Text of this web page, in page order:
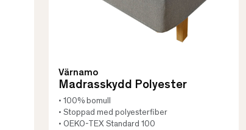
Värnamo
Madrasskydd Polyester
• 100% bomull
• Stoppad med polyesterfiber
• OEKO-TEX Standard 100